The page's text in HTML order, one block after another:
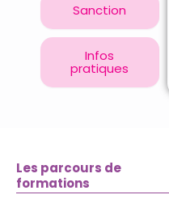
Sanction
Infos
pratiques
Les parcours de
formations